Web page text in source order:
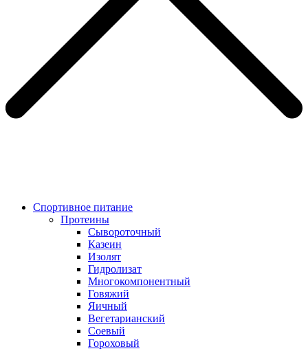
Спортивное питание
Протеины
Сывороточный
Казеин
Изолят
Гидролизат
Многокомпонентный
Говяжий
Яичный
Вегетарианский
Соевый
Гороховый